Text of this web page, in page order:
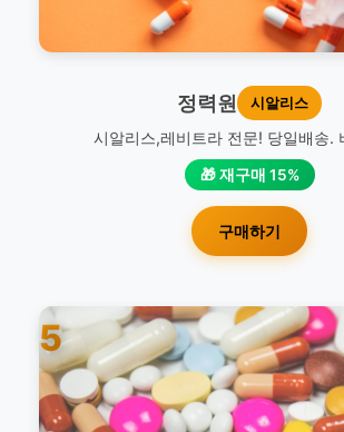
정력원 시알리스
시알리스,레비트라 전문! 당일배송.
🎁 재구매 15%
구매하기
5